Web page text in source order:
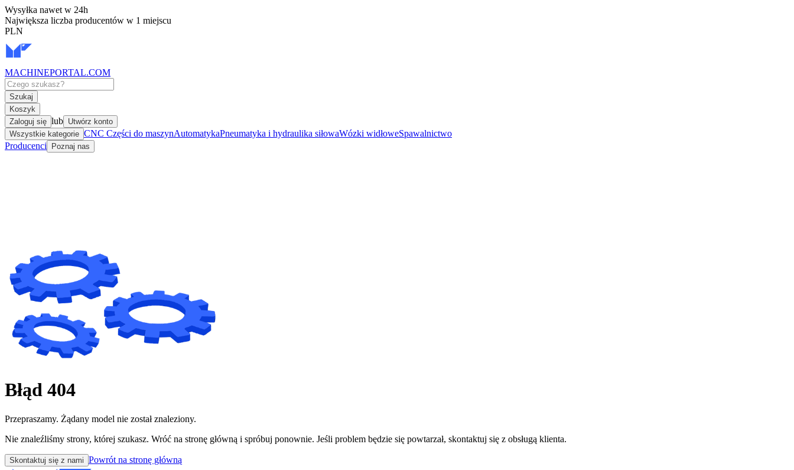
Wysyłka nawet w 24h
Największa liczba producentów w 1 miejscu
PLN
MACHINEPORTAL.COM
Szukaj
Koszyk
Zaloguj się lub Utwórz konto
Wszystkie kategorie CNC Części do maszynAutomatykaPneumatyka i hydraulika siłowaWózki widłoweSpawalnictwo
Producenci
Poznaj nas
Błąd 404
Przepraszamy. Żądany model nie został znaleziony.
Nie znaleźliśmy strony, której szukasz. Wróć na stronę główną i spróbuj ponownie. Jeśli problem będzie się powtarzał, skontaktuj się z obsługą klienta.
Skontaktuj się z nami Powrót na stronę główną